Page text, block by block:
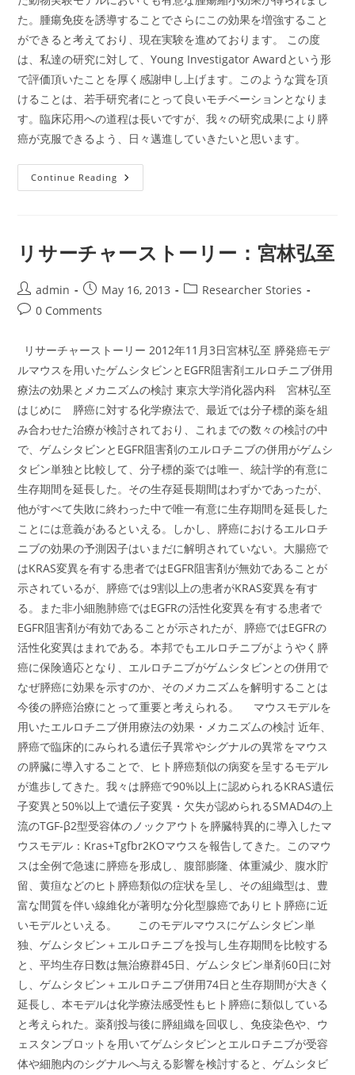
た。腫瘍免疫を誘導することでさらにこの効果を増強すること
ができると考えており、現在実験を進めております。 この度
は、私達の研究に対して、Young Investigator Awardという形
で評価頂いたことを厚く感謝申し上げます。このような賞を頂
けることは、若手研究者にとって良いモチベーションとなりま
す。臨床応用への道程は長いですが、我々の研究成果により膵
癌が克服できるよう、日々邁進していきたいと思います。
Continue Reading リ
サ
ト
ー：
内
リサーチャーストーリー：宮林弘至
Post
author:
admin
Post
published:
May 16, 2013
PostResearcher Stories
Post0 Comments
リサーチャーストーリー 2012年11月3日宮林弘至 膵発癌モデ
ルマウスを用いたゲムシタビンとEGFR阻害剤エルロチニブ併用
療法の効果とメカニズムの検討 東京大学消化器内科 宮林弘至
はじめに 膵癌に対する化学療法で、最近では分子標的薬を組
み合わせた治療が検討されており、これまでの数々の検討の中
で、ゲムシタビンとEGFR阻害剤のエルロチニブの併用がゲムシ
タビン単独と比較して、分子標的薬では唯一、統計学的有意に
生存期間を延長した。その生存延長期間はわずかであったが、
他がすべて失敗に終わった中で唯一有意に生存期間を延長した
ことには意義があるといえる。しかし、膵癌におけるエルロチ
ニブの効果の予測因子はいまだに解明されていない。大腸癌で
はKRAS変異を有する患者ではEGFR阻害剤が無効であることが
示されているが、膵癌では9割以上の患者がKRAS変異を有す
る。また非小細胞肺癌ではEGFRの活性化変異を有する患者で
EGFR阻害剤が有効であることが示されたが、膵癌ではEGFRの
活性化変異はまれである。本邦でもエルロチニブがようやく膵
癌に保険適応となり、エルロチニブがゲムシタビンとの併用で
なぜ膵癌に効果を示すのか、そのメカニズムを解明することは
今後の膵癌治療にとって重要と考えられる。 マウスモデルを
用いたエルロチニブ併用療法の効果・メカニズムの検討 近年、
膵癌で臨床的にみられる遺伝子異常やシグナルの異常をマウス
の膵臓に導入することで、ヒト膵癌類似の病変を呈するモデル
が進歩してきた。我々は膵癌で90%以上に認められるKRAS遺伝
子変異と50%以上で遺伝子変異・欠失が認められるSMAD4の上
流のTGF-β2型受容体のノックアウトを膵臓特異的に導入したマ
ウスモデル：Kras+Tgfbr2KOマウスを報告してきた。このマウ
スは全例で急速に膵癌を形成し、腹部膨隆、体重減少、腹水貯
留、黄疸などのヒト膵癌類似の症状を呈し、その組織型は、豊
富な間質を伴い線維化が著明な分化型腺癌でありヒト膵癌に近
いモデルといえる。 このモデルマウスにゲムシタビン単
独、ゲムシタビン＋エルロチニブを投与し生存期間を比較する
と、平均生存日数は無治療群45日、ゲムシタビン単剤60日に対
し、ゲムシタビン＋エルロチニブ併用74日と生存期間が大きく
延長し、本モデルは化学療法感受性もヒト膵癌に類似している
と考えられた。薬剤投与後に膵組織を回収し、免疫染色や、ウ
ェスタンブロットを用いてゲムシタビンとエルロチニブが受容
体や細胞内のシグナルへ与える影響を検討すると、ゲムシタビ